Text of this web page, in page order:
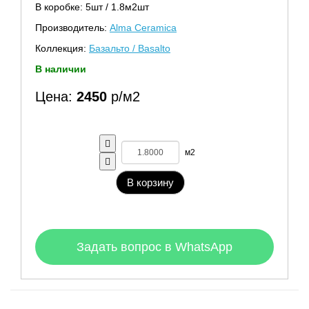
В коробке: 5шт / 1.8м2шт
Производитель: Alma Ceramica
Коллекция: Базальто / Basalto
В наличии
Цена: 2450 р/м2
м2
В корзину
Задать вопрос в WhatsApp